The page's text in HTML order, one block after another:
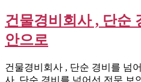
건물경비회사 , 단순
안으로
건물경비회사 , 단순 경비를 넘
사, 단순 경비를 넘어선 전문 보